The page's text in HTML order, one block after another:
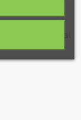
une
général